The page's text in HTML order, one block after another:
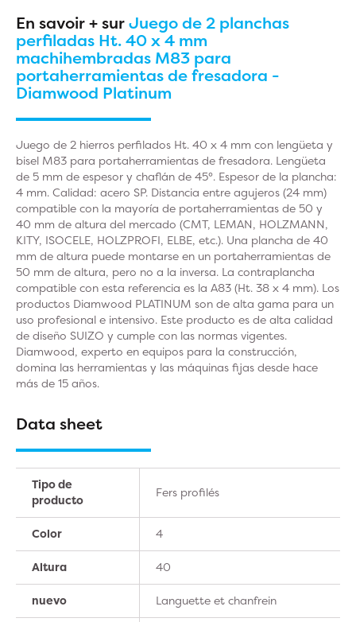
En savoir + surJuego de 2 planchas
perfiladas Ht. 40 x 4 mm
machihembradas M83 para
portaherramientas de fresadora -
Diamwood Platinum
Juego de 2 hierros perfilados Ht. 40 x 4 mm con lengüeta y
bisel M83 para portaherramientas de fresadora. Lengüeta
de 5 mm de espesor y chaflán de 45°. Espesor de la plancha:
4 mm. Calidad: acero SP. Distancia entre agujeros (24 mm)
compatible con la mayoría de portaherramientas de 50 y
40 mm de altura del mercado (CMT, LEMAN, HOLZMANN,
KITY, ISOCELE, HOLZPROFI, ELBE, etc.). Una plancha de 40
mm de altura puede montarse en un portaherramientas de
50 mm de altura, pero no a la inversa. La contraplancha
compatible con esta referencia es la A83 (Ht. 38 x 4 mm). Los
productos Diamwood PLATINUM son de alta gama para un
uso profesional e intensivo. Este producto es de alta calidad
de diseño SUIZO y cumple con las normas vigentes.
Diamwood, experto en equipos para la construcción,
domina las herramientas y las máquinas fijas desde hace
más de 15 años.
Data sheet
Tipo de
producto
Fers profilés
Color 4
Altura 40
nuevo Languette et chanfrein